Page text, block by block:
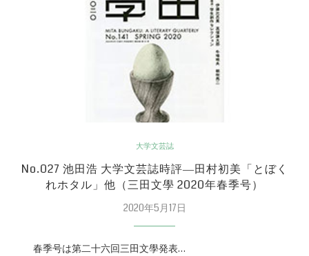
大学文芸誌
No.027 池田浩 大学文芸誌時評―田村初美「とぼく
れホタル」他（三田文學 2020年春季号）
2020年5月17日
春季号は第二十六回三田文學発表…